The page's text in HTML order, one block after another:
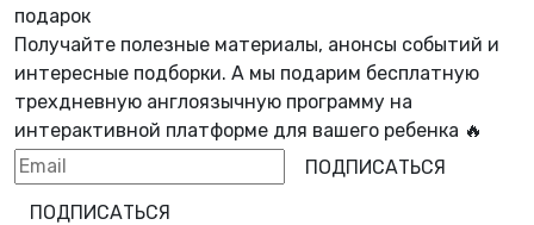
подарок
Получайте полезные материалы, анонсы событий и
интересные подборки. А мы подарим бесплатную
трехдневную англоязычную программу на
интерактивной платформе для вашего ребенка 🔥
ПОДПИСАТЬСЯ
ПОДПИСАТЬСЯ